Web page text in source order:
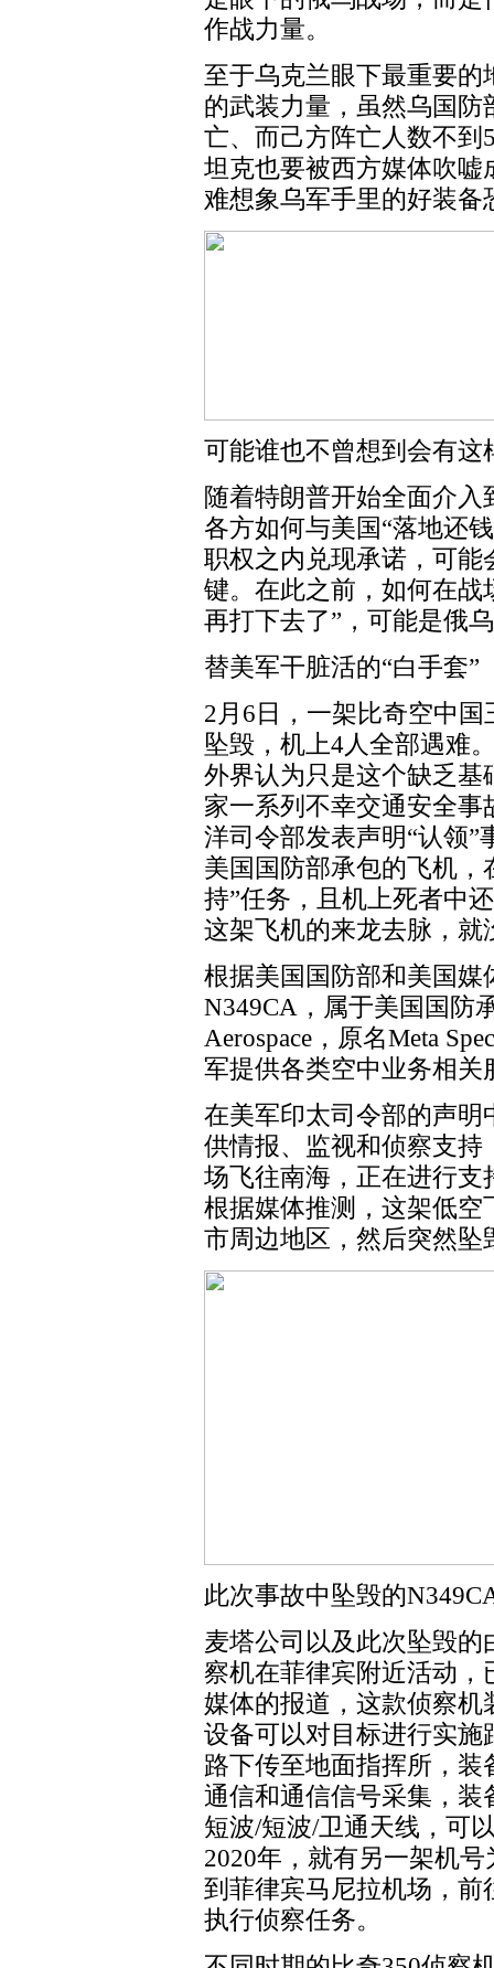
作战力量。
至于乌克兰眼下最重要
的武装力量，虽然乌国
亡、而己方阵亡人数不到
坦克也要被西方媒体吹
难想象乌军手里的好装备
可能谁也不曾想到会有
随着特朗普开始全面介
各方如何与美国“落地还
职权之内兑现承诺，可
键。在此之前，如何在战
再打下去了”，可能是俄
替美军干脏活的“白手套”
2月6日，一架比奇空中
坠毁，机上4人全部遇难
外界认为只是这个缺乏
家一系列不幸交通安全
洋司令部发表声明“认领
美国国防部承包的飞机，
持”任务，且机上死者中
这架飞机的来龙去脉，就
根据美国国防部和美国
N349CA，属于美国国防
Aerospace，原名Meta
军提供各类空中业务相关
在美军印太司令部的声明
供情报、监视和侦察支
场飞往南海，正在进行支
根据媒体推测，这架低
市周边地区，然后突然
此次事故中坠毁的
麦塔公司以及此次坠毁的
察机在菲律宾附近活动
媒体的报道，这款侦察
设备可以对目标进行实
路下传至地面指挥所，
通信和通信信号采集，装
短波/短波/卫通天线，可
2020年，就有另一架机
到菲律宾马尼拉机场，
执行侦察任务。